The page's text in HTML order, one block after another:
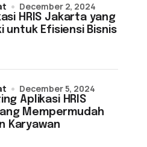
HRIS Jakarta yang
untuk Efisiensi Bisnis
December 2, 2024
Aplikasi HRIS
Mempermudah
Karyawan
December 5, 2024